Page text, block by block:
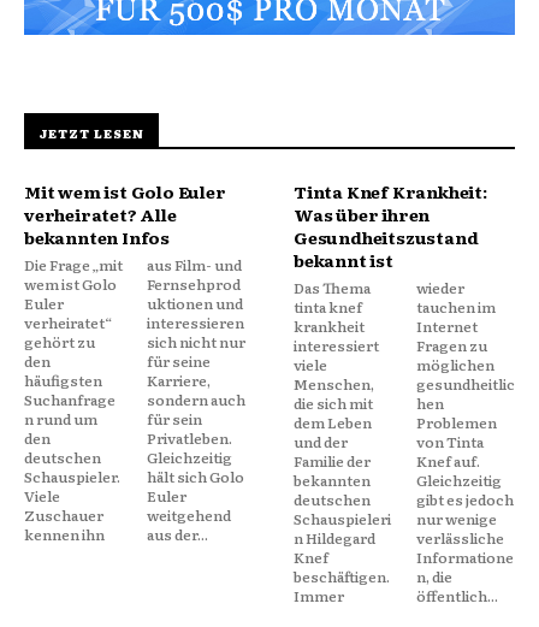
JETZT LESEN
Mit wem ist Golo Euler
verheiratet? Alle
bekannten Infos
Die Frage „mit
wem ist Golo
Euler
verheiratet“
gehört zu
den
häufigsten
Suchanfrage
n rund um
den
deutschen
Schauspieler.
Viele
Zuschauer
kennen ihn
aus Film- und
Fernsehprod
uktionen und
interessieren
sich nicht nur
für seine
Karriere,
sondern auch
für sein
Privatleben.
Gleichzeitig
hält sich Golo
Euler
weitgehend
aus der...
Tinta Knef Krankheit:
Was über ihren
Gesundheitszustand
bekannt ist
Das Thema
tinta knef
krankheit
interessiert
viele
Menschen,
die sich mit
dem Leben
und der
Familie der
bekannten
deutschen
Schauspieleri
n Hildegard
Knef
beschäftigen.
Immer
wieder
tauchen im
Internet
Fragen zu
möglichen
gesundheitlic
hen
Problemen
von Tinta
Knef auf.
Gleichzeitig
gibt es jedoch
nur wenige
verlässliche
Informatione
n, die
öffentlich...